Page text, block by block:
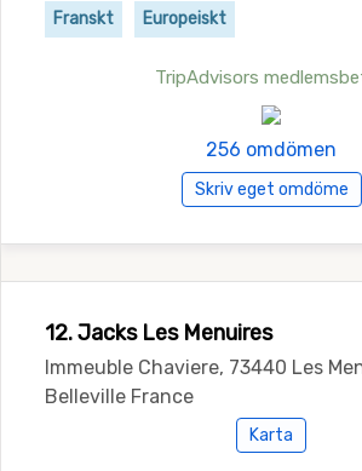
Franskt Europeiskt
TripAdvisors
256 omdömen
Skriv eget omdöme
12. Jacks Les Menuires
Immeuble Chaviere, 73440 Les
Belleville France
Karta